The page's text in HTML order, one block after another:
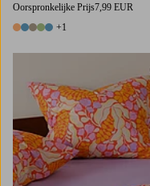
Oorspronkelijke Prijs7,99 EUR
6 kleuren
+1
50X7080X80